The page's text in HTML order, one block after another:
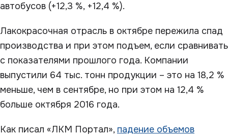
автобусов (+12,3 %, +12,4 %).
Лакокрасочная отрасль в октябре пережила спад
производства и при этом подъем, если сравнивать
с показателями прошлого года. Компании
выпустили 64 тыс. тонн продукции – это на 18,2 %
меньше, чем в сентябре, но при этом на 12,4 %
больше октября 2016 года.
Как писал «ЛКМ Портал», падение объемов